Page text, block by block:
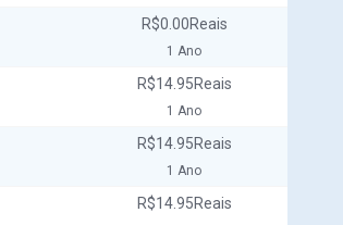
R$0.00Reais
1 Ano
R$14.95Reais
1 Ano
R$14.95Reais
1 Ano
R$14.95Reais